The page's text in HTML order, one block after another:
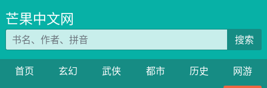
芒果中文网
搜索
首页 玄幻 武侠 都市 历史
网游